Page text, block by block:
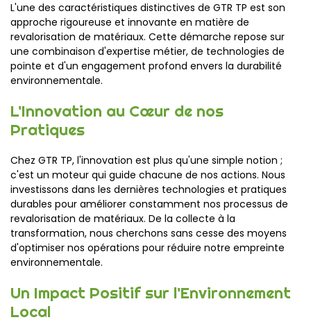
L'une des caractéristiques distinctives de GTR TP est son
approche rigoureuse et innovante en matière de
revalorisation de matériaux. Cette démarche repose sur
une combinaison d'expertise métier, de technologies de
pointe et d'un engagement profond envers la durabilité
environnementale.
L'Innovation au Cœur de nos
Pratiques
Chez GTR TP, l'innovation est plus qu'une simple notion ;
c'est un moteur qui guide chacune de nos actions. Nous
investissons dans les dernières technologies et pratiques
durables pour améliorer constamment nos processus de
revalorisation de matériaux. De la collecte à la
transformation, nous cherchons sans cesse des moyens
d'optimiser nos opérations pour réduire notre empreinte
environnementale.
Un Impact Positif sur l'Environnement
Local